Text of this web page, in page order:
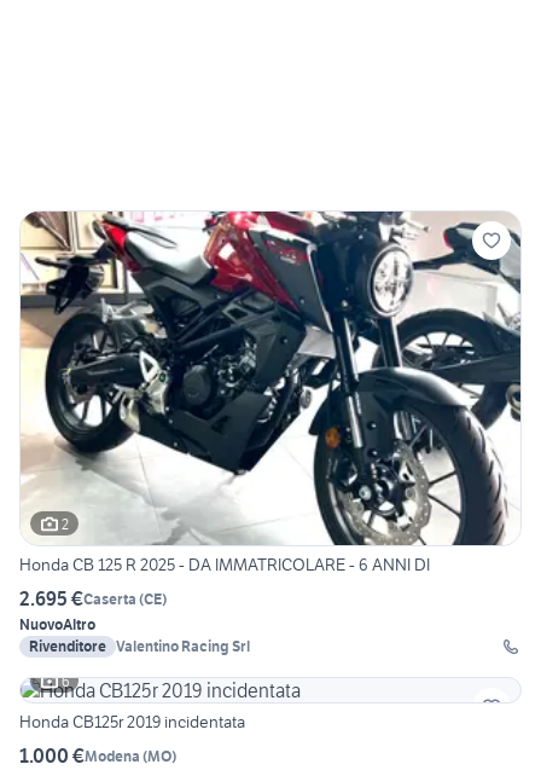
2
Honda CB 125 R 2025 - DA IMMATRICOLARE - 6 ANNI DI
2.695 €Caserta (CE)
NuovoAltro
Rivenditore Valentino Racing Srl
6
Honda CB125r 2019 incidentata
1.000 €Modena (MO)